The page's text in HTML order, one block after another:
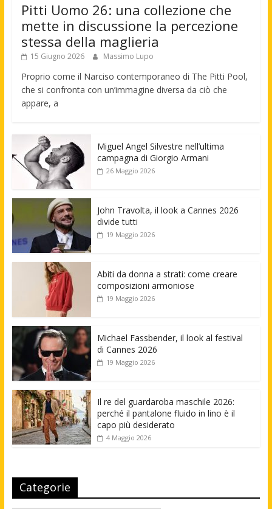
Pitti Uomo 26: una collezione che
mette in discussione la percezione
stessa della maglieria
15 Giugno 2026 Massimo Lupo
Proprio come il Narciso contemporaneo di The Pitti Pool,
che si confronta con un’immagine diversa da ciò che
appare, a
Miguel Angel Silvestre nell’ultima
campagna di Giorgio Armani
26 Maggio 2026
John Travolta, il look a Cannes 2026
divide tutti
19 Maggio 2026
Abiti da donna a strati: come creare
composizioni armoniose
19 Maggio 2026
Michael Fassbender, il look al festival
di Cannes 2026
19 Maggio 2026
Il re del guardaroba maschile 2026:
perché il pantalone fluido in lino è il
capo più desiderato
4 Maggio 2026
Categorie